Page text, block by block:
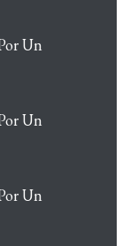
Un
Un
Un